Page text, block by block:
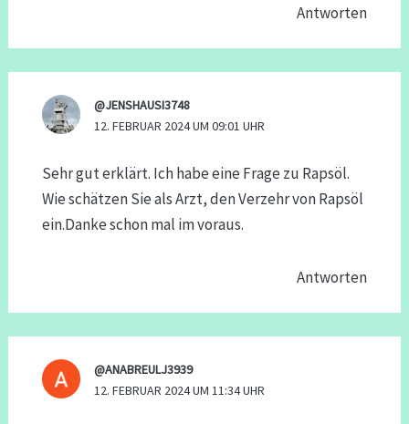
Antworten
@JENSHAUSI3748
12. FEBRUAR 2024 UM 09:01 UHR
Sehr gut erklärt. Ich habe eine Frage zu Rapsöl.
Wie schätzen Sie als Arzt, den Verzehr von Rapsöl
ein.Danke schon mal im voraus.
Antworten
@ANABREULJ3939
12. FEBRUAR 2024 UM 11:34 UHR